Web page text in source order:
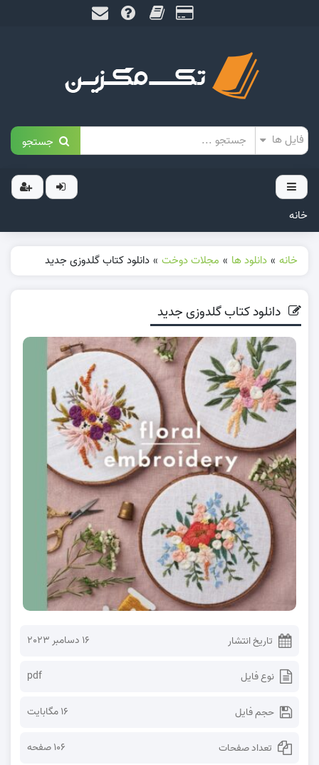
جستجو
خانه
خانه » دانلود ها » مجلات دوخت » دانلود کتاب گلدوزی جدید
دانلود کتاب گلدوزی جدید
تاریخ انتشار 16 دسامبر 2023
نوع فایل pdf
حجم فایل 16 مگابایت
تعداد صفحات 106 صفحه